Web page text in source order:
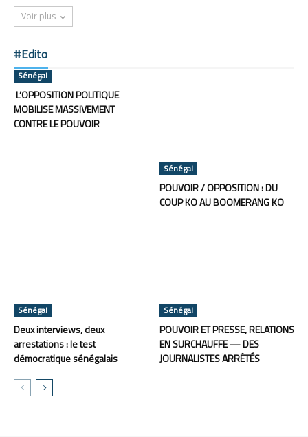
Voir plus
#Edito
Sénégal
L’OPPOSITION POLITIQUE
MOBILISE MASSIVEMENT
CONTRE LE POUVOIR
Sénégal
POUVOIR / OPPOSITION : DU
COUP KO AU BOOMERANG KO
Sénégal
Deux interviews, deux
arrestations : le test
démocratique sénégalais
Sénégal
POUVOIR ET PRESSE, RELATIONS
EN SURCHAUFFE — DES
JOURNALISTES ARRÊTÉS